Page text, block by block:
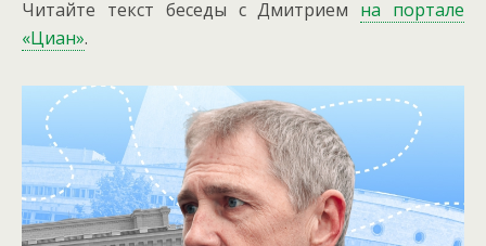
Читайте текст беседы с Дмитрием на портале
«Циан».